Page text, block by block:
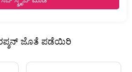
ಜೊತೆ ಪಡೆಯಿರಿ